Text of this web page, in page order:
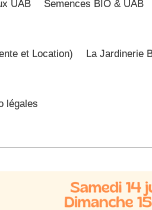
UAB Semences BIO & UAB
et Location) La Jardinerie
légales